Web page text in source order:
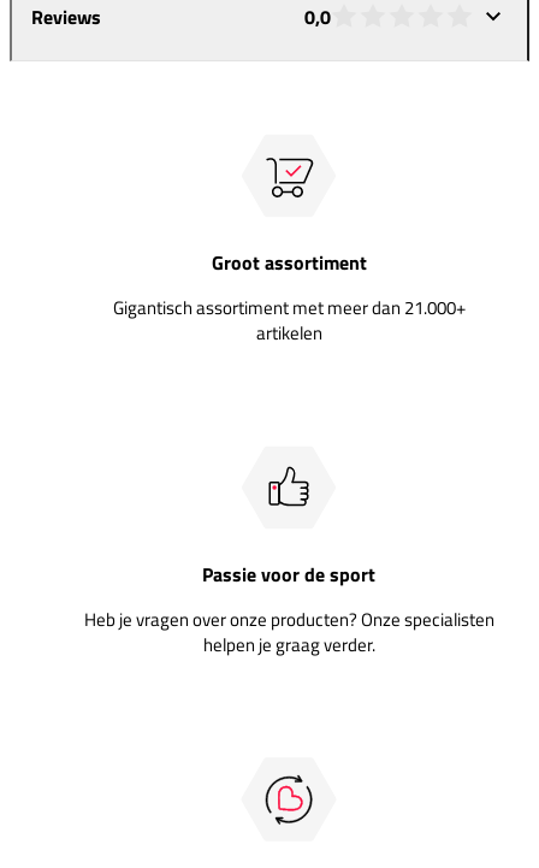
Reviews 0,0
Groot assortiment
Gigantisch assortiment met meer dan 21.000+
artikelen
Passie voor de sport
Heb je vragen over onze producten? Onze specialisten
helpen je graag verder.